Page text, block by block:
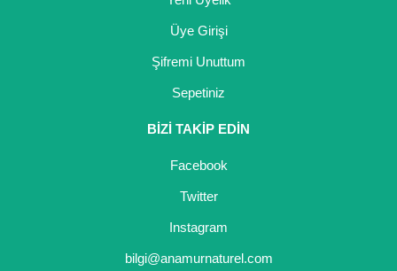
Üye Girişi
Şifremi Unuttum
Sepetiniz
BİZİ TAKİP EDİN
Facebook
Twitter
Instagram
bilgi@anamurnaturel.com